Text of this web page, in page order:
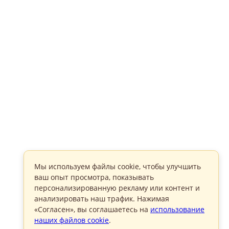
Мы используем файлы cookie, чтобы улучшить
ваш опыт просмотра, показывать
персонализированную рекламу или контент и
анализировать наш трафик. Нажимая
«Согласен», вы соглашаетесь на использование
наших файлов cookie.